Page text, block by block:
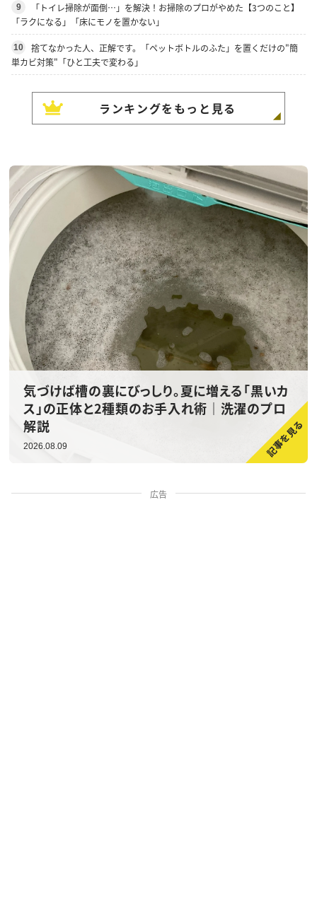
9
「トイレ掃除が面倒…」を解決！お掃除のプロがやめた【3つのこと】
「ラクになる」「床にモノを置かない」
10
捨てなかった人、正解です。「ペットボトルのふた」を置くだけの"簡
単カビ対策"「ひと工夫で変わる」
ランキングをもっと見る
気づけば槽の裏にびっしり。夏に増える「黒いカ
ス」の正体と2種類のお手入れ術｜洗濯のプロ
解説
2026.08.09
広告